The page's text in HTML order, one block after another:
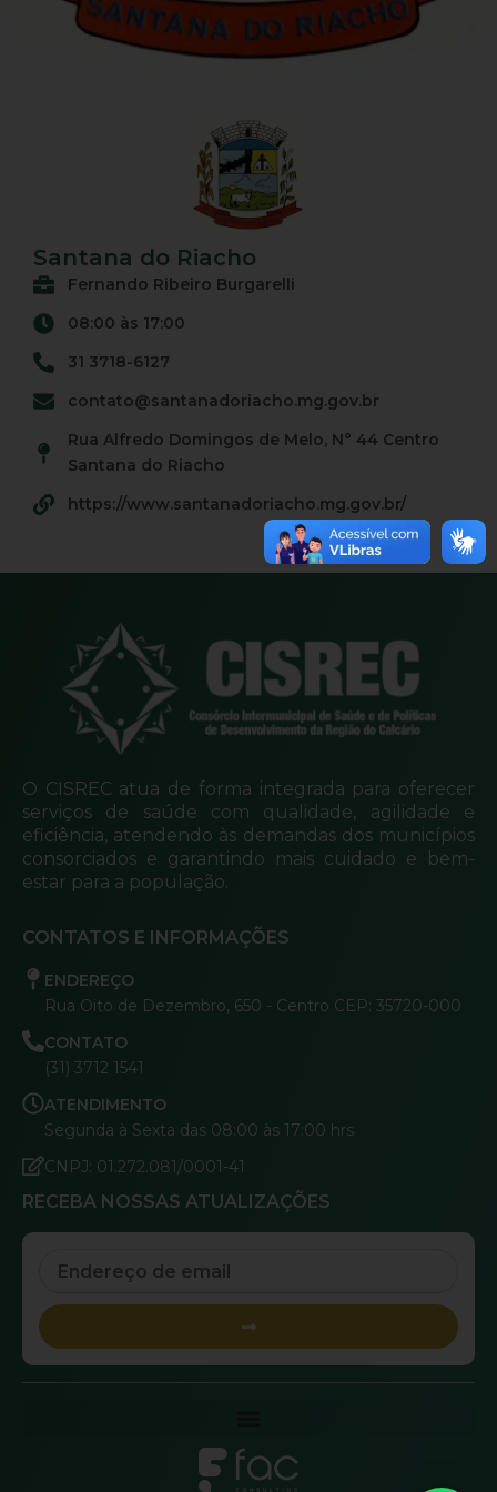
Santana do Riacho
Fernando Ribeiro Burgarelli
08:00 às 17:00
31 3718-6127
contato@santanadoriacho.mg.gov.br
Rua Alfredo Domingos de Melo, N° 44 Centro
Santana do Riacho
https://www.santanadoriacho.mg.gov.br/
O CISREC atua de forma integrada para oferecer
serviços de saúde com qualidade, agilidade e
eficiência, atendendo às demandas dos municípios
consorciados e garantindo mais cuidado e bem-
estar para a população.
CONTATOS E INFORMAÇÕES
ENDEREÇO
Rua Oito de Dezembro, 650 - Centro CEP: 35720-000
CONTATO
(31) 3712 1541
ATENDIMENTO
Segunda à Sexta das 08:00 às 17:00 hrs
CNPJ: 01.272.081/0001-41
RECEBA NOSSAS ATUALIZAÇÕES
Submit